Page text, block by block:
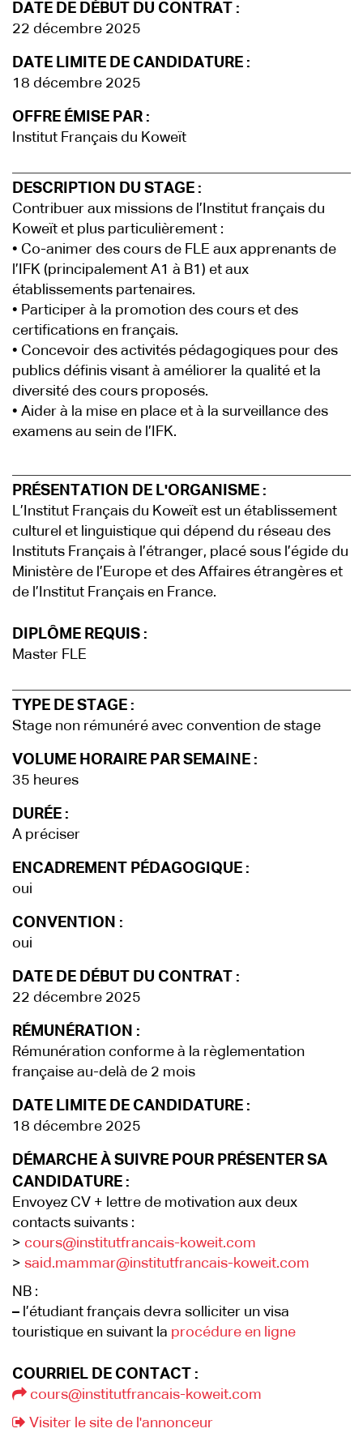
DATE DE DÉBUT DU CONTRAT :
22 décembre 2025
DATE LIMITE DE CANDIDATURE :
18 décembre 2025
OFFRE ÉMISE PAR :
Institut Français du Koweït
DESCRIPTION DU STAGE :
Contribuer aux missions de l’Institut français du
Koweït et plus particulièrement :
• Co-animer des cours de FLE aux apprenants de
l’IFK (principalement A1 à B1) et aux
établissements partenaires.
• Participer à la promotion des cours et des
certifications en français.
• Concevoir des activités pédagogiques pour des
publics définis visant à améliorer la qualité et la
diversité des cours proposés.
• Aider à la mise en place et à la surveillance des
examens au sein de l’IFK.
PRÉSENTATION DE L'ORGANISME :
L’Institut Français du Koweït est un établissement
culturel et linguistique qui dépend du réseau des
Instituts Français à l’étranger, placé sous l’égide du
Ministère de l’Europe et des Affaires étrangères et
de l’Institut Français en France.
DIPLÔME REQUIS :
Master FLE
TYPE DE STAGE :
Stage non rémunéré avec convention de stage
VOLUME HORAIRE PAR SEMAINE :
35 heures
DURÉE :
A préciser
ENCADREMENT PÉDAGOGIQUE :
oui
CONVENTION :
oui
DATE DE DÉBUT DU CONTRAT :
22 décembre 2025
RÉMUNÉRATION :
Rémunération conforme à la règlementation
française au-delà de 2 mois
DATE LIMITE DE CANDIDATURE :
18 décembre 2025
DÉMARCHE À SUIVRE POUR PRÉSENTER SA
CANDIDATURE :
Envoyez CV + lettre de motivation aux deux
contacts suivants :
> cours@institutfrancais-koweit.com
> said.mammar@institutfrancais-koweit.com
NB :
– l’étudiant français devra solliciter un visa
touristique en suivant la procédure en ligne
COURRIEL DE CONTACT :
cours@institutfrancais-koweit.com
Visiter le site de l'annonceur